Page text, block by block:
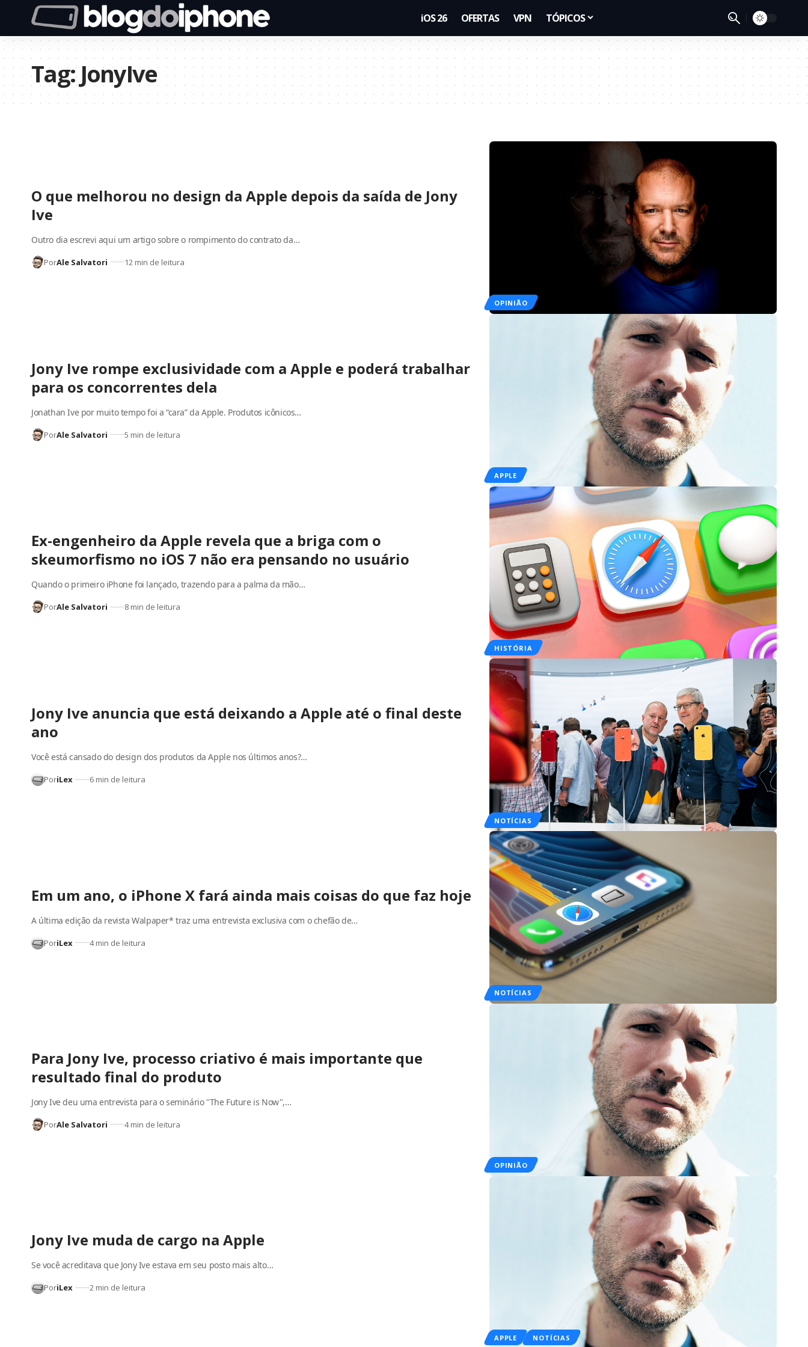
iOS 26 OFERTAS VPN TÓPICOS
Tag:JonyIve
OPINIÃO
O que melhorou no design da Apple depois da saída de Jony
Ive
Outro dia escrevi aqui um artigo sobre o rompimento do contrato da…
PorAle Salvatori 12 min de leitura
APPLE
Jony Ive rompe exclusividade com a Apple e poderá trabalhar
para os concorrentes dela
Jonathan Ive por muito tempo foi a “cara” da Apple. Produtos icônicos…
PorAle Salvatori 5 min de leitura
HISTÓRIA
Ex-engenheiro da Apple revela que a briga com o
skeumorfismo no iOS 7 não era pensando no usuário
Quando o primeiro iPhone foi lançado, trazendo para a palma da mão…
PorAle Salvatori 8 min de leitura
NOTÍCIAS
Jony Ive anuncia que está deixando a Apple até o final deste
ano
Você está cansado do design dos produtos da Apple nos últimos anos?…
PoriLex 6 min de leitura
NOTÍCIAS
Em um ano, o iPhone X fará ainda mais coisas do que faz hoje
A última edição da revista Walpaper* traz uma entrevista exclusiva com o chefão de…
PoriLex 4 min de leitura
OPINIÃO
Para Jony Ive, processo criativo é mais importante que
resultado final do produto
Jony Ive deu uma entrevista para o seminário "The Future is Now",…
PorAle Salvatori 4 min de leitura
APPLE NOTÍCIAS
Jony Ive muda de cargo na Apple
Se você acreditava que Jony Ive estava em seu posto mais alto…
PoriLex 2 min de leitura